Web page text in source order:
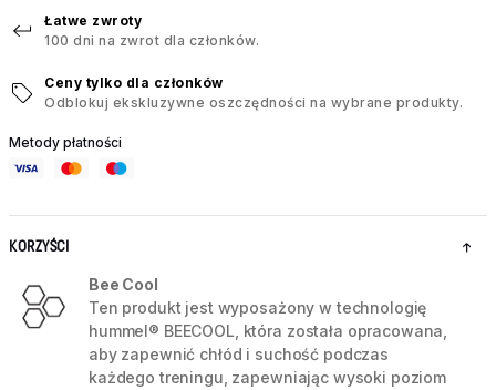
Łatwe zwroty
100 dni na zwrot dla członków.
Ceny tylko dla członków
Odblokuj ekskluzywne oszczędności na wybrane produkty.
Metody płatności
KORZYŚCI
Bee Cool
Ten produkt jest wyposażony w technologię
hummel® BEECOOL, która została opracowana,
aby zapewnić chłód i suchość podczas
każdego treningu, zapewniając wysoki poziom